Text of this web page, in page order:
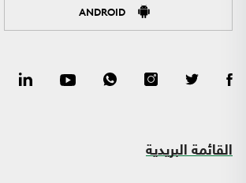
ANDROID
القائمة البريدية